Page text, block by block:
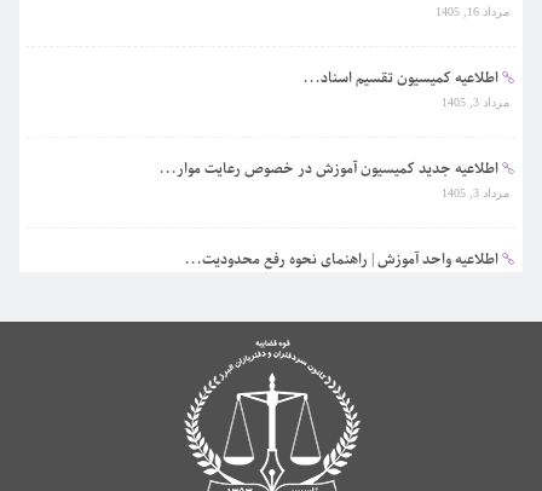
مرداد 16, 1405
اطلاعیه کمیسیون تقسیم اسناد...
مرداد 3, 1405
اطلاعیه جدید کمیسیون آموزش در خصوص رعایت موار...
مرداد 3, 1405
اطلاعیه واحد آموزش | راهنمای نحوه رفع محدودیت...